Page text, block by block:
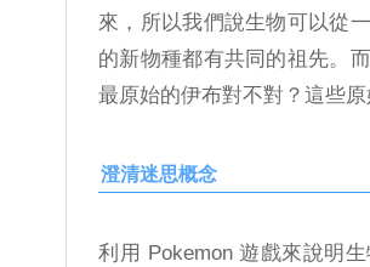
來，所以我們說生物可以從
的新物種都有共同的祖先。
最原始的伊布對不對？這些
澄清迷思概念
利用 Pokemon 遊戲來說明